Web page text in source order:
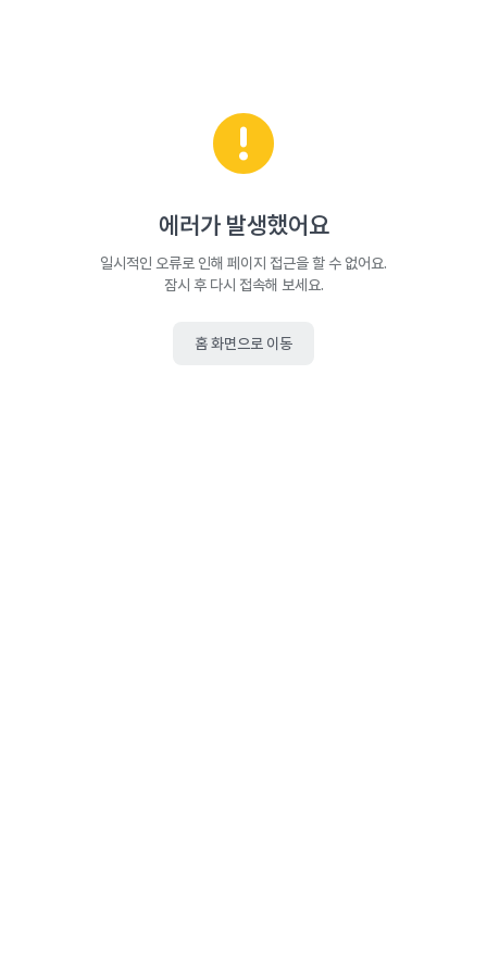
에러가 발생했어요
일시적인 오류로 인해 페이지 접근을 할 수 없어요.
잠시 후 다시 접속해 보세요.
홈 화면으로 이동